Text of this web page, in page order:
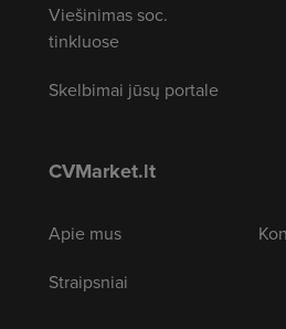
Viešinimas soc.
tinkluose
Skelbimai jūsų portale
CVMarket.lt
Apie mus
Straipsniai